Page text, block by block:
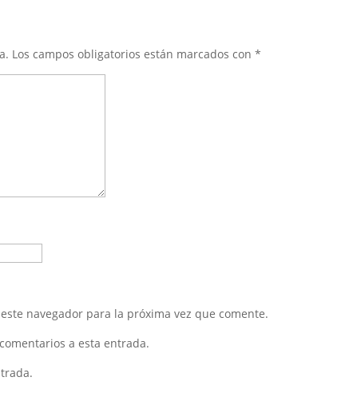
Los campos obligatorios están marcados con*
navegador para la próxima vez que comente.
a esta entrada.